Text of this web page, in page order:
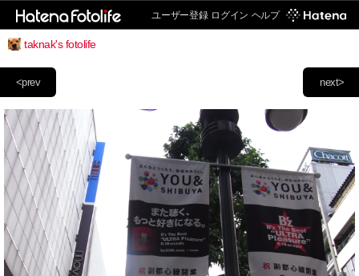
ユーザー登録 ログイン ヘルプ
taknak's fotolife
next>
<prev